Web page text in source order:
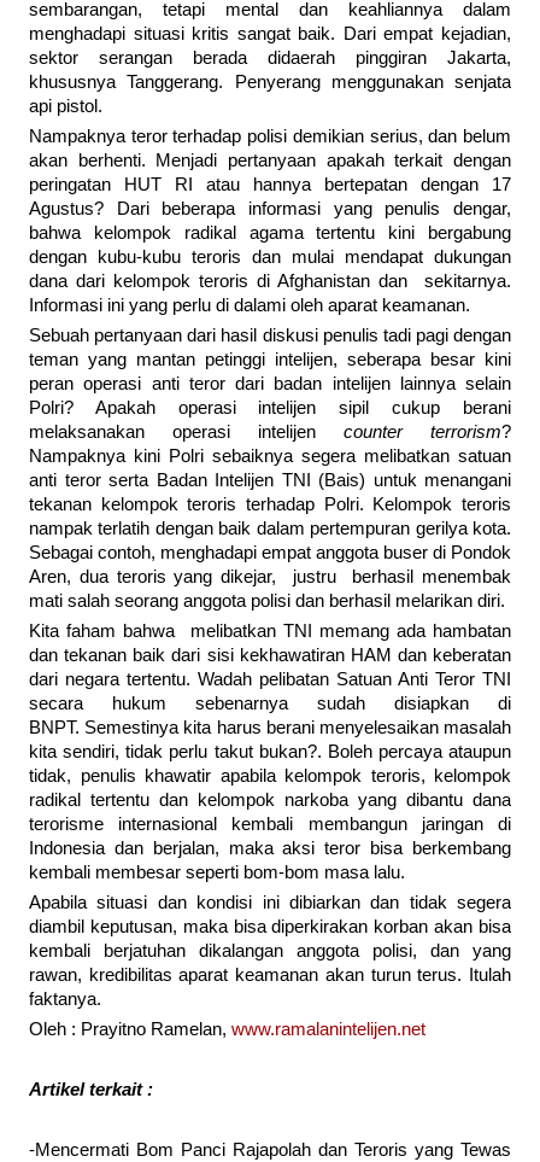
sembarangan, tetapi mental dan keahliannya dalam
menghadapi situasi kritis sangat baik. Dari empat kejadian,
sektor serangan berada didaerah pinggiran Jakarta,
khususnya Tanggerang. Penyerang menggunakan senjata
api pistol.
Nampaknya teror terhadap polisi demikian serius, dan belum
akan berhenti. Menjadi pertanyaan apakah terkait dengan
peringatan HUT RI atau hannya bertepatan dengan 17
Agustus? Dari beberapa informasi yang penulis dengar,
bahwa kelompok radikal agama tertentu kini bergabung
dengan kubu-kubu teroris dan mulai mendapat dukungan
dana dari kelompok teroris di Afghanistan dan sekitarnya.
Informasi ini yang perlu di dalami oleh aparat keamanan.
Sebuah pertanyaan dari hasil diskusi penulis tadi pagi dengan
teman yang mantan petinggi intelijen, seberapa besar kini
peran operasi anti teror dari badan intelijen lainnya selain
Polri? Apakah operasi intelijen sipil cukup berani
melaksanakan operasi intelijen counter terrorism?
Nampaknya kini Polri sebaiknya segera melibatkan satuan
anti teror serta Badan Intelijen TNI (Bais) untuk menangani
tekanan kelompok teroris terhadap Polri. Kelompok teroris
nampak terlatih dengan baik dalam pertempuran gerilya kota.
Sebagai contoh, menghadapi empat anggota buser di Pondok
Aren, dua teroris yang dikejar, justru berhasil menembak
mati salah seorang anggota polisi dan berhasil melarikan diri.
Kita faham bahwa melibatkan TNI memang ada hambatan
dan tekanan baik dari sisi kekhawatiran HAM dan keberatan
dari negara tertentu. Wadah pelibatan Satuan Anti Teror TNI
secara hukum sebenarnya sudah disiapkan di
BNPT. Semestinya kita harus berani menyelesaikan masalah
kita sendiri, tidak perlu takut bukan?. Boleh percaya ataupun
tidak, penulis khawatir apabila kelompok teroris, kelompok
radikal tertentu dan kelompok narkoba yang dibantu dana
terorisme internasional kembali membangun jaringan di
Indonesia dan berjalan, maka aksi teror bisa berkembang
kembali membesar seperti bom-bom masa lalu.
Apabila situasi dan kondisi ini dibiarkan dan tidak segera
diambil keputusan, maka bisa diperkirakan korban akan bisa
kembali berjatuhan dikalangan anggota polisi, dan yang
rawan, kredibilitas aparat keamanan akan turun terus. Itulah
faktanya.
Oleh : Prayitno Ramelan, www.ramalanintelijen.net
Artikel terkait :
-Mencermati Bom Panci Rajapolah dan Teroris yang Tewas